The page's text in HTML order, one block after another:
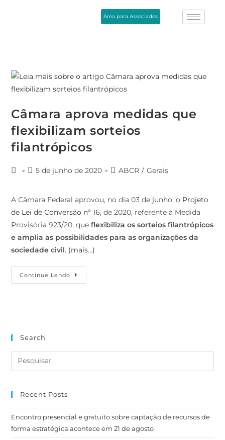
Área para Associados
Câmara aprova medidas que
flexibilizam sorteios
filantrópicos
5 de junho de 2020 ABCR / Gerais
A Câmara Federal aprovou, no dia 03 de junho, o Projeto
de Lei de Conversão nº 16, de 2020, referente à Medida
Provisória 923/20, queflexibiliza os sorteios filantrópicos
e amplia as possibilidades para as organizações da
sociedade civil. (mais…)
Continue Lendo
Search
Recent Posts
Encontro presencial e gratuito sobre captação de recursos de
forma estratégica acontece em 21 de agosto